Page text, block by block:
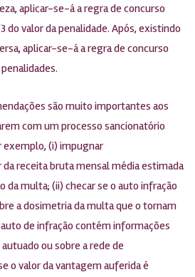
aplicar-se-á a regra de concurso
do valor da penalidade. Após, existindo
aplicar-se-á a regra de concurso
são muito importantes aos
com um processo sancionatório
exemplo, (i) impugnar
receita bruta mensal média estimada
da multa; (ii) checar se o auto infração
a dosimetria da multa que o tornam
de infração contém informações
ou sobre a rede de
o valor da vantagem auferida é